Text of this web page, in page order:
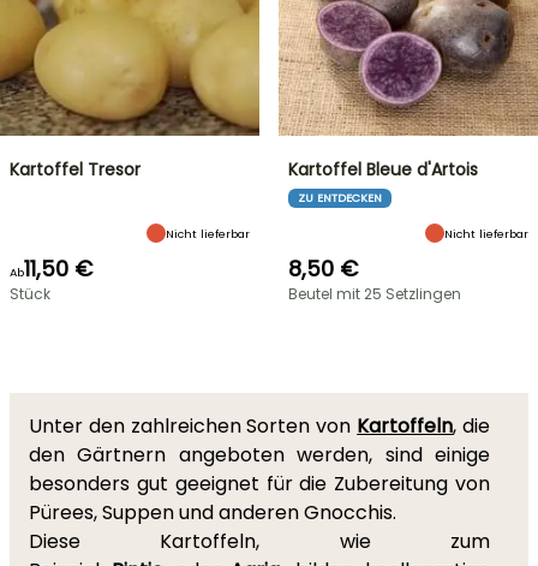
Kartoffel Tresor
Nicht lieferbar
Ab11,50 €
Stück
Kartoffel Bleue d'Artois
ZU ENTDECKEN
Nicht lieferbar
8,50 €
Beutel mit 25 Setzlingen
Unter den zahlreichen Sorten von Kartoffeln, die
den Gärtnern angeboten werden, sind einige
besonders gut geeignet für die Zubereitung von
Pürees, Suppen und anderen Gnocchis.
Diese Kartoffeln, wie zum